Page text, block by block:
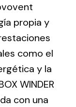
todo tipo
propia y
como el
y la
WINDER
con una